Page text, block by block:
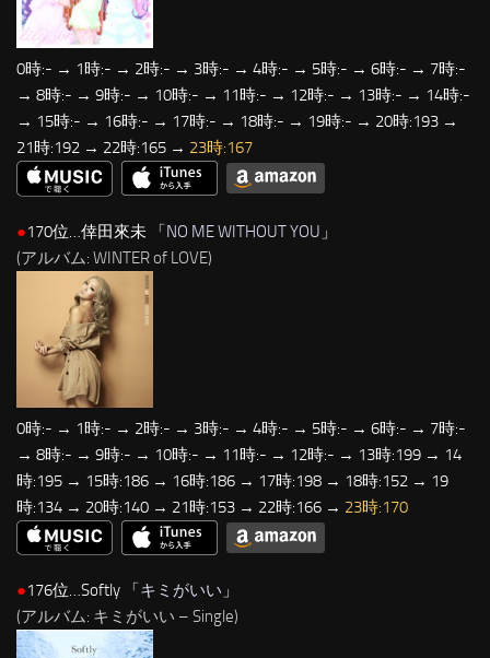
0時:- → 1時:- → 2時:- → 3時:- → 4時:- → 5時:- → 6時:- → 7時:-
→ 8時:- → 9時:- → 10時:- → 11時:- → 12時:- → 13時:- → 14時:-
→ 15時:- → 16時:- → 17時:- → 18時:- → 19時:- → 20時:193 →
21時:192 → 22時:165 → 23時:167
●170位…倖田來未 「NO ME WITHOUT YOU 」
(アルバム: WINTER of LOVE)
0時:- → 1時:- → 2時:- → 3時:- → 4時:- → 5時:- → 6時:- → 7時:-
→ 8時:- → 9時:- → 10時:- → 11時:- → 12時:- → 13時:199 → 14
時:195 → 15時:186 → 16時:186 → 17時:198 → 18時:152 → 19
時:134 → 20時:140 → 21時:153 → 22時:166 → 23時:170
●176位…Softly 「キミがいい 」
(アルバム: キミがいい – Single)